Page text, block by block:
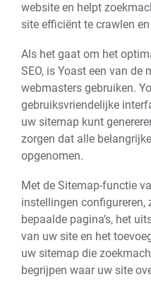
website en helpt
site efficiënt te crawlen
Als het gaat om het
SEO, is Yoast een van
webmasters gebruiken.
gebruiksvriendelijke
uw sitemap kunt
zorgen dat alle
opgenomen.
Met de Sitemap-functie
instellingen configureren,
bepaalde pagina’s, het
van uw site en het
uw sitemap die
begrijpen waar uw site